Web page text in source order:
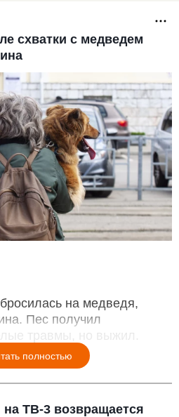
схватки с медведем
на медведя,
Пес получил
травмы, но выжил.
полностью
на ТВ-3 возвращается